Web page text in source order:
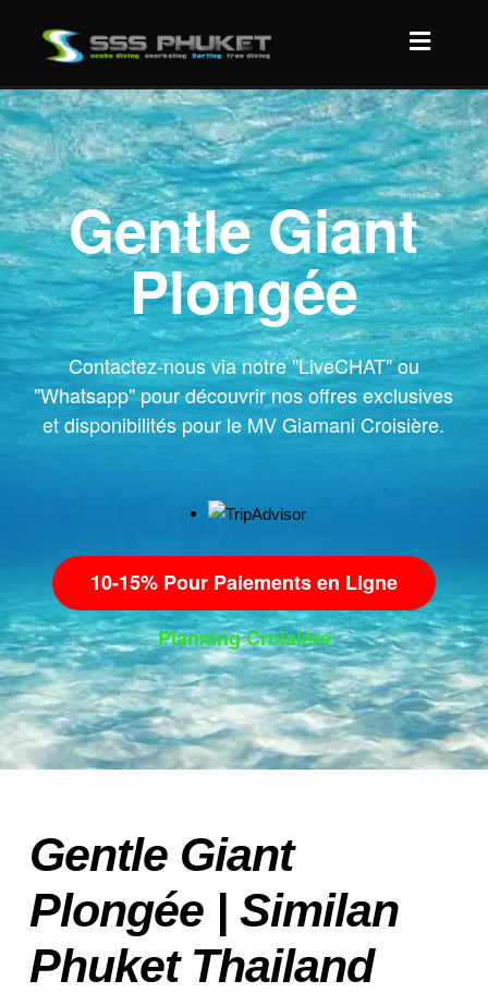
Gentle Giant
Plongée
Contactez-nous via notre "LiveCHAT" ou
"Whatsapp" pour découvrir nos offres exclusives
et disponibilités pour le MV Giamani Croisière.
10-15% Pour Paiements en Ligne
Planning Croisière
Gentle Giant
Plongée | Similan
Phuket Thailand